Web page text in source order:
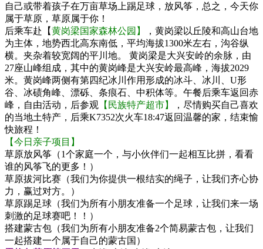
自己或带着孩子在万亩草场上踢足球，放风筝，总之，今天你
属于草原，草原属于你！
后乘车赴【黄岗梁国家森林公园】
，黄岗梁以丘陵和高山台地
为主体，地势西北高东南低，平均海拔1300米左右，沟谷纵
横。夹杂着较宽阔的平川地。 黄岗梁是大兴安岭的余脉，由
27座山峰组成，其中的黄岗峰是大兴安岭最高峰，海拔2029
米。黄岗峰两侧有第四纪冰川作用形成的冰斗、冰川、U形
谷、冰碛角峰、漂砾、条痕石、中积体等。午餐后乘车返回赤
峰，自由活动，后参观 【民族特产超市】
，尽情购买自己喜欢
的当地土特产，后乘K7352次火车18:47返回温馨的家，结束愉
快旅程！
【今日亲子项目】
草原放风筝（1个家庭一个，与小伙伴们一起相互比拼，看看
谁的风筝飞的更多！）
草原拔河比赛（我们为你提供一根结实的绳子，让我们齐心协
力，赢过对方。）
草原踢足球（我们为所有小朋友准备一个足球，让我们来一场
刺激的足球赛吧！！）
搭建蒙古包（我们为所有小朋友准备2个简易蒙古包，让我们
一起搭建一个属于自己的蒙古国）